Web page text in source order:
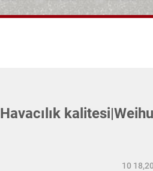
Havacılık
10